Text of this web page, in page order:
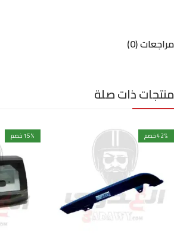
مراجعات (0)
منتجات ذات صلة
42% خصم 15% خصم